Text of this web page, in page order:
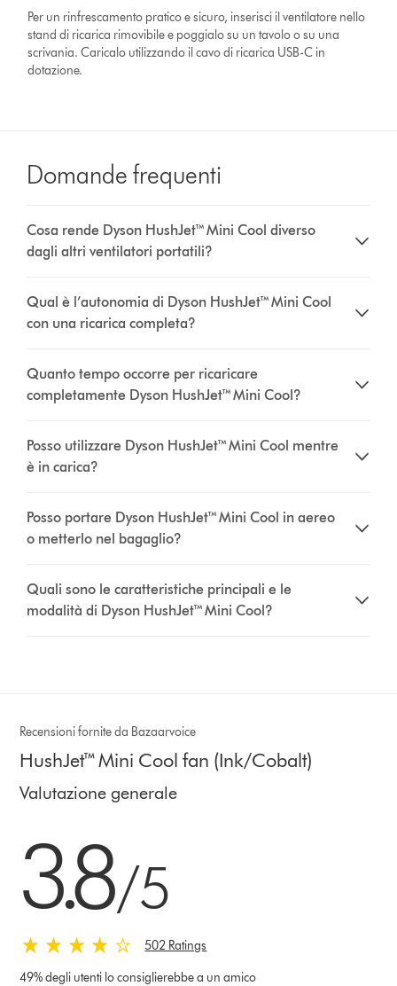
Per un rinfrescamento pratico e sicuro, inserisci il ventilatore nello
stand di ricarica rimovibile e poggialo su un tavolo o su una
scrivania. Caricalo utilizzando il cavo di ricarica USB-C in
dotazione.
Domande frequenti
Cosa rende Dyson HushJet™ Mini Cool diverso
dagli altri ventilatori portatili?
Qual è l’autonomia di Dyson HushJet™ Mini Cool
con una ricarica completa?
Quanto tempo occorre per ricaricare
completamente Dyson HushJet™ Mini Cool?
Posso utilizzare Dyson HushJet™ Mini Cool mentre
è in carica?
Posso portare Dyson HushJet™ Mini Cool in aereo
o metterlo nel bagaglio?
Quali sono le caratteristiche principali e le
modalità di Dyson HushJet™ Mini Cool?
Recensioni fornite da Bazaarvoice
HushJet™ Mini Cool fan (Ink/Cobalt)
Valutazione generale
3.8/5
502 Ratings
49% degli utenti lo consiglierebbe a un amico